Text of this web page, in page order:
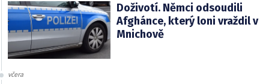
Doživotí. Němci odsoudili
Afghánce, který loni vraždil v
Mnichově
včera